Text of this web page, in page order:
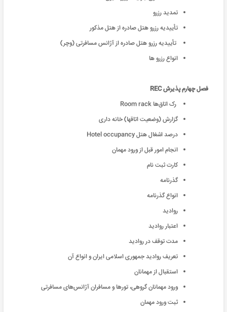
تمدید رزرو
‌تأییدیه رزرو هتل صادره از هتل مذکور
‌تأییدیه رزرو هتل صادره از آژانس مسافرتی (وچر)
انواع رزرو ها
فصل چهارم پذیرش REC
رک اتاق‌ها Room rack
گزارش (وضعیت اتاقها) خانه داری
درصد اشغال هتل Hotel occupancy
انجام امور قبل از ورود مهمان
کارت ثبت نام
گذرنامه
انواع گذرنامه
روادید
اعتبار روادید
مدت توقف در روادید
تعریف روادید جمهوری اسلامی ایران و انواع آن
استقبال از مهمانان
ورود مهمانان گروهی‌، تورها و مسافران آژانس‌های مسافرتی
ثبت ورود مهمان